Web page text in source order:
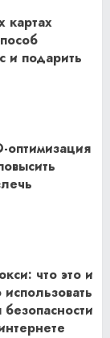
картах
и подарить
оптимизация
что это и